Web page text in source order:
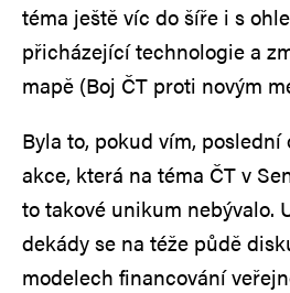
téma ještě víc do šíře i s
přicházející technologie a
mapě (Boj ČT proti novým
Byla to, pokud vím,
akce, která na téma ČT v
to takové unikum nebývalo.
dekády se na téže půdě
modelech financování